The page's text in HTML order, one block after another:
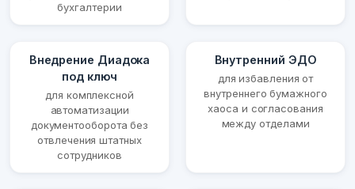
бухгалтерии
Внедрение Диадока
под ключ
для комплексной
автоматизации
документооборота без
отвлечения штатных
сотрудников
Внутренний ЭДО
для избавления от
внутреннего бумажного
хаоса и согласования
между отделами